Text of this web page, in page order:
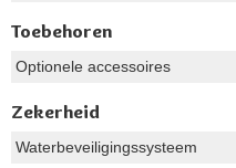
Toebehoren
Optionele accessoires
Zekerheid
Waterbeveiligingssysteem